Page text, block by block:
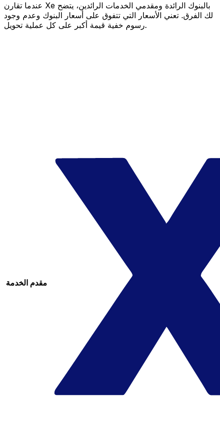
عندما تقارن Xe بالبنوك الرائدة ومقدمي الخدمات الرائدين، يتضح
لك الفرق. تعني الأسعار التي تتفوق على أسعار البنوك وعدم وجود
رسوم خفية قيمة أكبر على كل عملية تحويل.
مقدم الخدمة